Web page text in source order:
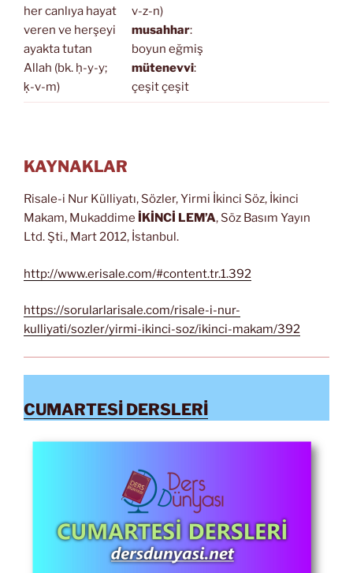
her canlıya hayat
veren ve herşeyi
ayakta tutan
Allah (bk. ḥ-y-y;
ḳ-v-m)
v-z-n)
musahhar:
boyun eğmiş
mütenevvi:
çeşit çeşit
KAYNAKLAR
Risale-i Nur Külliyatı, Sözler, Yirmi İkinci Söz, İkinci
Makam, Mukaddime
İKİNCİ LEM’A, Söz Basım Yayın
Ltd. Şti., Mart 2012, İstanbul.
http://www.erisale.com/#content.tr.1.392
https://sorularlarisale.com/risale-i-nur-
kulliyati/sozler/yirmi-ikinci-soz/ikinci-makam/392
CUMARTESİ DERSLERİ